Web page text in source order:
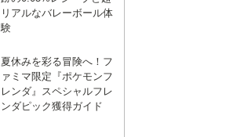
リアルなバレーボール体
験
夏休みを彩る冒険へ！フ
ァミマ限定『ポケモンフ
レンダ』スペシャルフレ
ンダピック獲得ガイド